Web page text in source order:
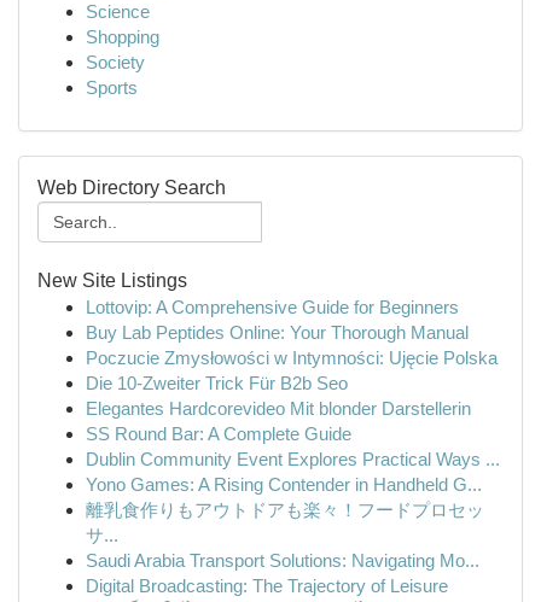
Science
Shopping
Society
Sports
Web Directory Search
New Site Listings
Lottovip: A Comprehensive Guide for Beginners
Buy Lab Peptides Online: Your Thorough Manual
Poczucie Zmysłowości w Intymności: Ujęcie Polska
Die 10-Zweiter Trick Für B2b Seo
Elegantes Hardcorevideo Mit blonder Darstellerin
SS Round Bar: A Complete Guide
Dublin Community Event Explores Practical Ways ...
Yono Games: A Rising Contender in Handheld G...
離乳食作りもアウトドアも楽々！フードプロセッ
サ...
Saudi Arabia Transport Solutions: Navigating Mo...
Digital Broadcasting: The Trajectory of Leisure